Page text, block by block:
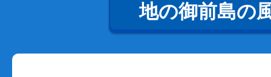
地の御前島の